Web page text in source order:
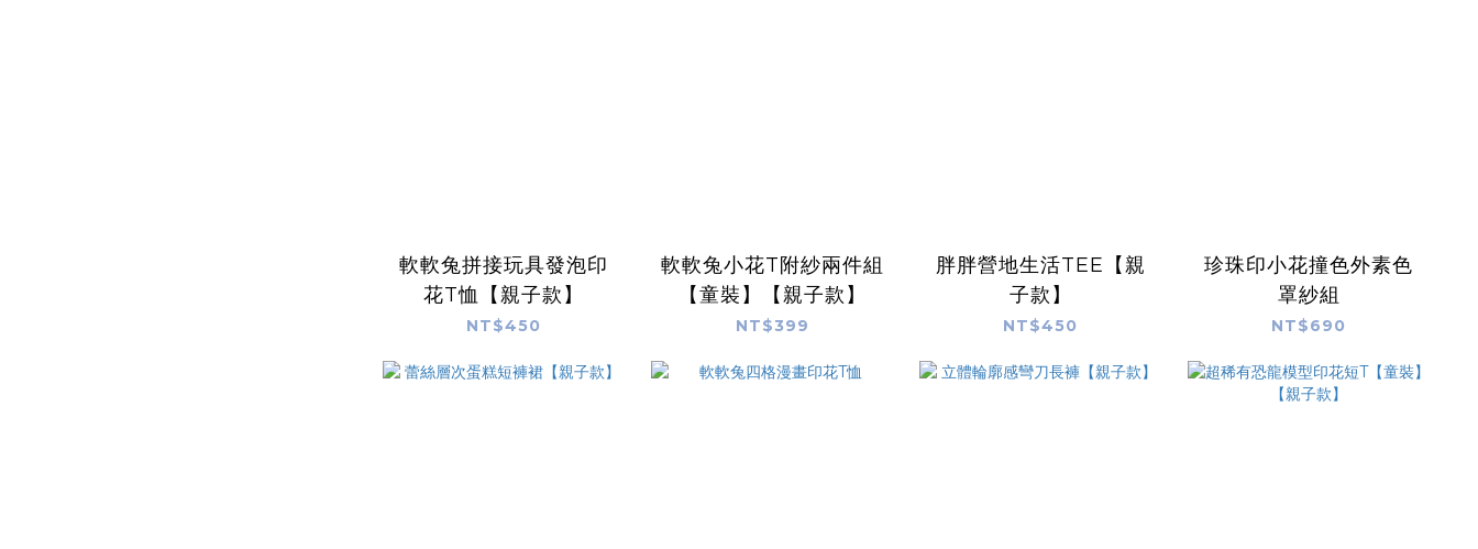
軟軟兔拼接玩具發泡印
花T恤【親子款】
NT$450
軟軟兔小花T附紗兩件組
【童裝】【親子款】
NT$399
胖胖營地生活TEE【親
子款】
NT$450
珍珠印小花撞色外素色
罩紗組
NT$690